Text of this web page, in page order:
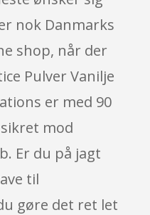
nok Danmarks
shop, når der
Pulver Vanilje
er med 90
mod
Er du på jagt
til
gøre det ret let